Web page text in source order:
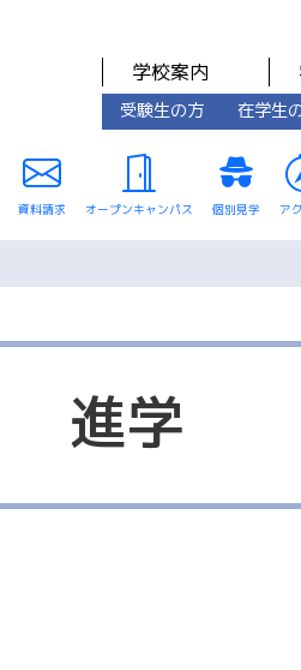
学校案内
受験生の方 在学生
資料請求 オープンキャンパス 個別見学 ア
進学